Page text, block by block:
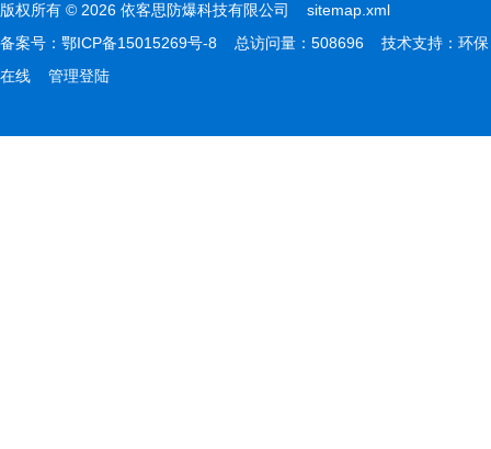
版权所有 © 2026 依客思防爆科技有限公司 sitemap.xml
备案号： 鄂ICP备15015269号-8 总访问量：508696 技术支持： 环保
在线
管理登陆